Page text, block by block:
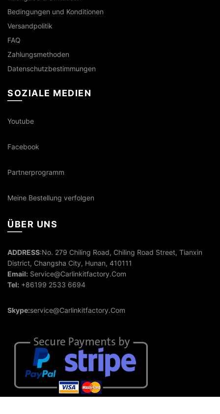
Bedingungen und Konditionen
Versandpolitik
FAQ
Zahlungsmethoden
Datenschutzbestimmungen
SOZIALE MEDIEN
Youtube
Facebook
Partnerprogramm
Meine Bestellung verfolgen
ÜBER UNS
ADDRESS:No. 279 Chiling Road, Chiling Road Street, Tianxin
District, Changsha City, Hunan, 410111
Email: Service@Carlinkitfactory.Com
Tel: +86199 2533 6694
Skype:service@Carlinkitfactory.Com